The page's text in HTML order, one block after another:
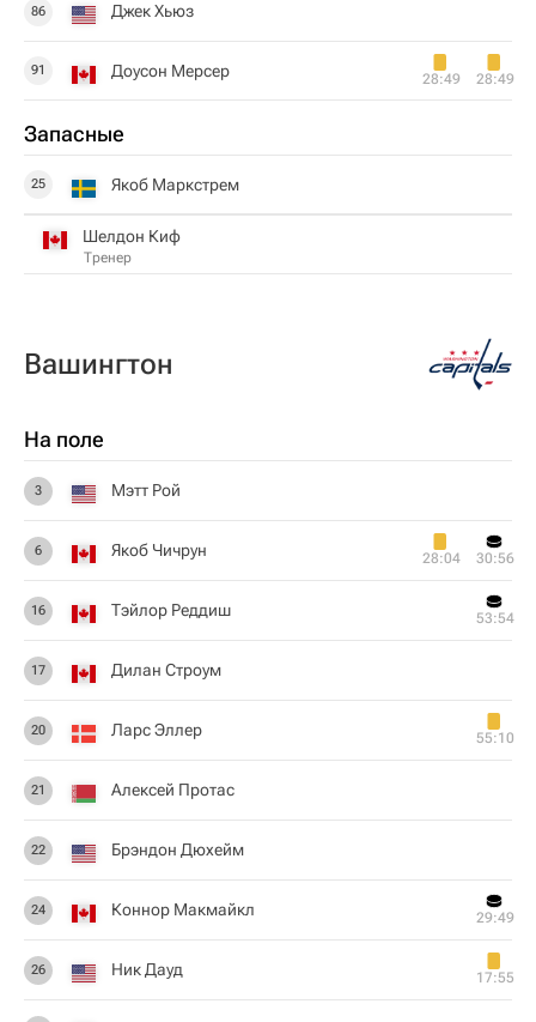
86 Джек Хьюз
91 Доусон Мерсер 28:49 28:49
Запасные
25 Якоб Маркстрем
Шелдон Киф
Тренер
Вашингтон
На поле
3 Мэтт Рой
6 Якоб Чичрун 28:04 30:56
16 Тэйлор Реддиш 53:54
17 Дилан Строум
20 Ларс Эллер 55:10
21 Алексей Протас
22 Брэндон Дюхейм
24 Коннор Макмайкл 29:49
26 Ник Дауд 17:55